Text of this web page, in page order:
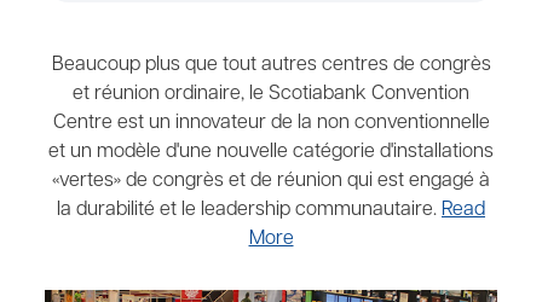
Beaucoup plus que tout autres centres de congrès
et réunion ordinaire, le Scotiabank Convention
Centre est un innovateur de la non conventionnelle
et un modèle d'une nouvelle catégorie d'installations
«vertes» de congrès et de réunion qui est engagé à
la durabilité et le leadership communautaire. Read
More